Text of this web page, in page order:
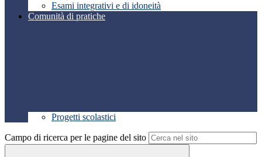
Esami integrativi e di idoneità
Comunità di pratiche
Progetti scolastici
Campo di ricerca per le pagine del sito